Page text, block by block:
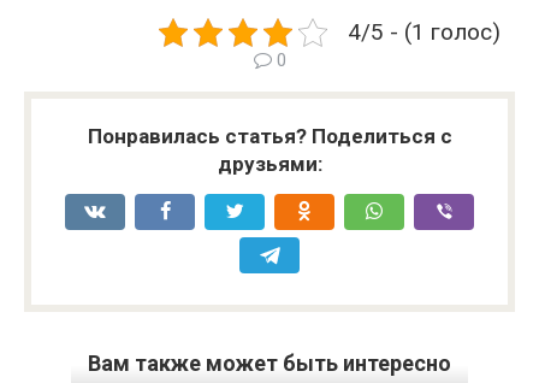
4/5 - (1 голос)
0
Понравилась статья? Поделиться с
друзьями:
Вам также может быть интересно